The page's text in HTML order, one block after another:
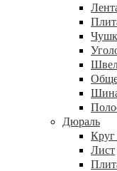
Дюраль
Круг
Лист